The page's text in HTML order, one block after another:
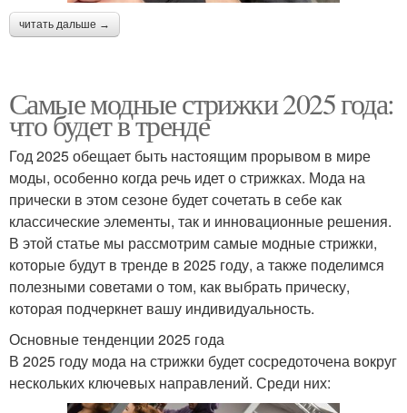
читать дальше →
Самые модные стрижки 2025 года:
что будет в тренде
Год 2025 обещает быть настоящим прорывом в мире
моды, особенно когда речь идет о стрижках. Мода на
прически в этом сезоне будет сочетать в себе как
классические элементы, так и инновационные решения.
В этой статье мы рассмотрим самые модные стрижки,
которые будут в тренде в 2025 году, а также поделимся
полезными советами о том, как выбрать прическу,
которая подчеркнет вашу индивидуальность.
Основные тенденции 2025 года
В 2025 году мода на стрижки будет сосредоточена вокруг
нескольких ключевых направлений. Среди них: